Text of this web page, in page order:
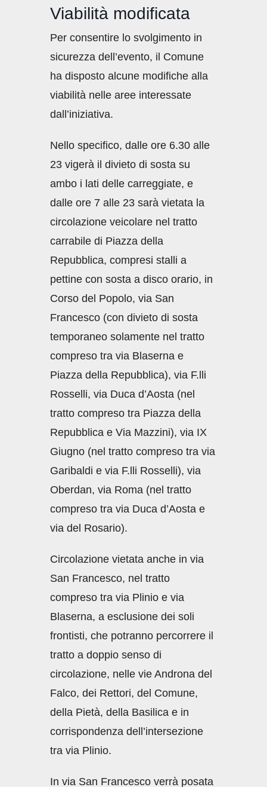
Viabilità modificata
Per consentire lo svolgimento in
sicurezza dell’evento, il Comune
ha disposto alcune modifiche alla
viabilità nelle aree interessate
dall’iniziativa.
Nello specifico, dalle ore 6.30 alle
23 vigerà il divieto di sosta su
ambo i lati delle carreggiate, e
dalle ore 7 alle 23 sarà vietata la
circolazione veicolare nel tratto
carrabile di Piazza della
Repubblica, compresi stalli a
pettine con sosta a disco orario, in
Corso del Popolo, via San
Francesco (con divieto di sosta
temporaneo solamente nel tratto
compreso tra via Blaserna e
Piazza della Repubblica), via F.lli
Rosselli, via Duca d’Aosta (nel
tratto compreso tra Piazza della
Repubblica e Via Mazzini), via IX
Giugno (nel tratto compreso tra via
Garibaldi e via F.lli Rosselli), via
Oberdan, via Roma (nel tratto
compreso tra via Duca d’Aosta e
via del Rosario).
Circolazione vietata anche in via
San Francesco, nel tratto
compreso tra via Plinio e via
Blaserna, a esclusione dei soli
frontisti, che potranno percorrere il
tratto a doppio senso di
circolazione, nelle vie Androna del
Falco, dei Rettori, del Comune,
della Pietà, della Basilica e in
corrispondenza dell’intersezione
tra via Plinio.
In via San Francesco verrà posata